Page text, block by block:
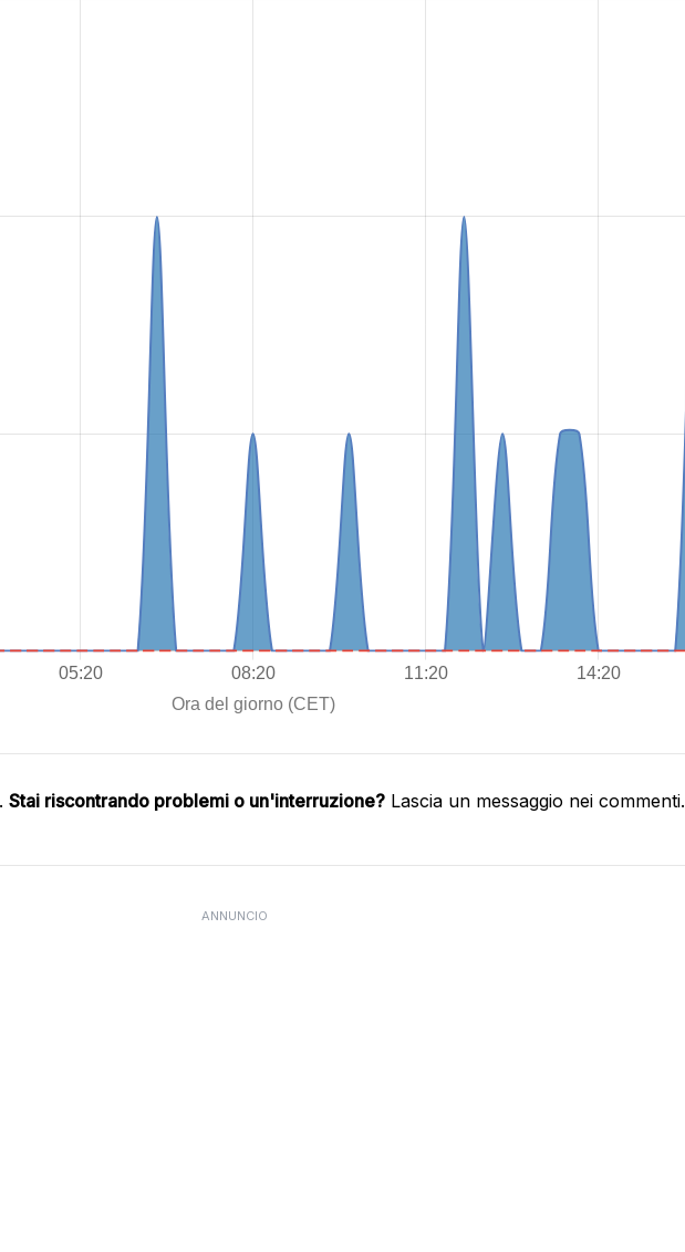
Stai riscontrando problemi o un'interruzione? Lascia un messaggio nei commenti.
ANNUNCIO